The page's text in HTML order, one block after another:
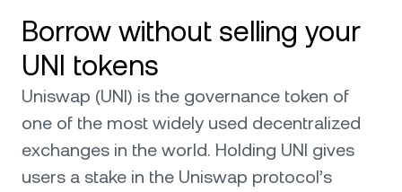
Borrow without selling your
UNI tokens
Uniswap (UNI) is the governance token of
one of the most widely used decentralized
exchanges in the world. Holding UNI gives
users a stake in the Uniswap protocol’s